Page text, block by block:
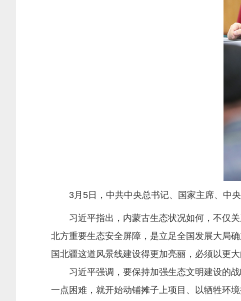
3月5日，中共中央总书记、国家主席、中央
习近平指出，内蒙古生态状况如何，不仅关
北方重要生态安全屏障，是立足全国发展大局
国北疆这道风景线建设得更加亮丽，必须以更
习近平强调，要保持加强生态文明建设的战
一点困难，就开始动铺摊子上项目、以牺牲环